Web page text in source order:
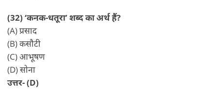
(32) ‘कनक-धतूरा’ शब्द का अर्थ हैं?
(A) प्रसाद
(B) कसौटी
(C) आभूषण
(D) सोना
उत्तर- (D)